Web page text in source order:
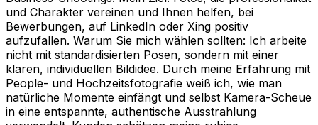
und Charakter vereinen und Ihnen helfen, bei
Bewerbungen, auf LinkedIn oder Xing positiv
aufzufallen. Warum Sie mich wählen sollten: Ich arbeite
nicht mit standardisierten Posen, sondern mit einer
klaren, individuellen Bildidee. Durch meine Erfahrung mit
People- und Hochzeitsfotografie weiß ich, wie man
natürliche Momente einfängt und selbst Kamera-Scheue
in eine entspannte, authentische Ausstrahlung